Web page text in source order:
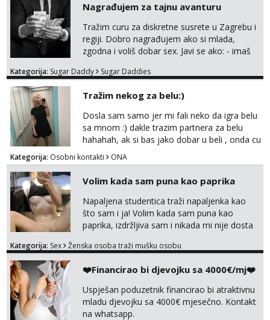
Nagrađujem za tajnu avanturu
Tražim curu za diskretne susrete u Zagrebu i
regiji. Dobro nagrađujem ako si mlada,
zgodna i voliš dobar sex. Javi se ako: - imaš
kosu - se dobro ljubiš - si fleksibilna s
dostupna radnim danom (vikendi i noći su za
obitelj) - vodiš brigu o zdravlju i koristiš
zaštitu Ne javljajte se: - debele - frajeri i
paro...
Kategorija: Sugar Daddy Sugar Daddies
Tražim nekog za belu:)
Dosla sam samo jer mi fali neko da igra belu
sa mnom :) dakle trazim partnera za belu
hahahah, ak si bas jako dobar u beli , onda cu
razmislit za dalje Klikni na link ispod i nadji me
tamo, cekam te!
Kategorija: Osobni kontakti ONA
Volim kada sam puna kao paprika
Napaljena studentica traži napaljenka kao
što sam i ja! Volim kada sam puna kao
paprika, izdržljiva sam i nikada mi nije dosta
bilo kad i bilo gdje zato se javi što prije da
tamo, cekam te!
Kategorija: Sex Ženska osoba traži mušku osobu
❤️Financirao bi djevojku sa 4000€/mj❤️
Uspješan poduzetnik financirao bi atraktivnu
mladu djevojku sa 4000€ mjesečno. Kontakt
na whatsapp.